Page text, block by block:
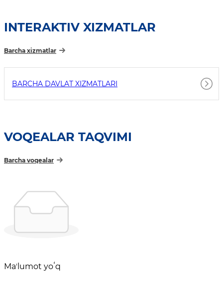
INTERAKTIV XIZMATLAR
Barcha xizmatlar
BARCHA DAVLAT XIZMATLARI
VOQEALAR TAQVIMI
Barcha voqealar
Maʼlumot yoʻq